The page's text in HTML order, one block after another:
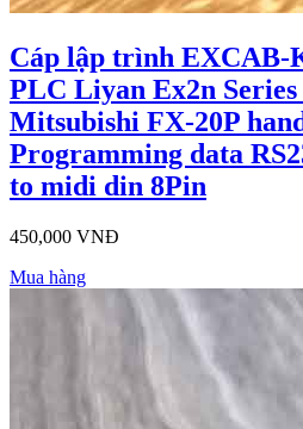
Cáp lập trình EXCAB-
PLC Liyan Ex2n
Mitsubishi FX-20P
Programming data
to midi din 8Pin
450,000 VNĐ
Mua hàng